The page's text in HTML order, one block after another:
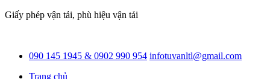
Giấy phép vận tải, phù hiệu vận tải
090 145 1945 & 0902 990 954 infotuvanltl@gmail.com
Trang chủ